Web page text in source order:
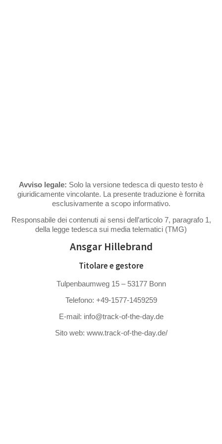
Avviso legale: Solo la versione tedesca di questo testo è
giuridicamente vincolante. La presente traduzione è fornita
esclusivamente a scopo informativo.
Responsabile dei contenuti ai sensi dell’articolo 7, paragrafo 1,
della legge tedesca sui media telematici (TMG)
Ansgar Hillebrand
Titolare e gestore
Tulpenbaumweg 15 – 53177 Bonn
Telefono: +49-1577-1459259
E-mail: info@track-of-the-day.de
Sito web: www.track-of-the-day.de/